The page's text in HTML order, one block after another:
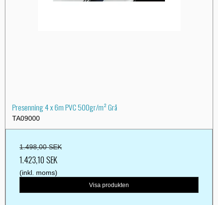
Presenning 4 x 6m PVC 500gr/m² Grå
TA09000
1.498,00 SEK
1.423,10 SEK
(inkl. moms)
Visa produkten